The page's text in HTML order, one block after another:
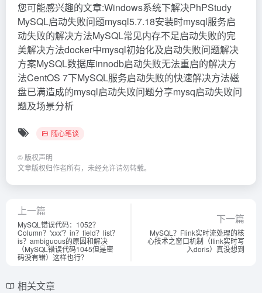
您可能感兴趣的文章:Windows系统下解决PhPStudy
MySQL启动失败问题mysql5.7.18安装时mysql服务启
动失败的解决方法MySQL常见内存不足启动失败的完
美解决方法docker中mysql初始化及启动失败问题解决
方案MySQL数据库innodb启动失败无法重启的解决方
法CentOS 7下MySQL服务启动失败的快速解决方法磁
盘已满造成的mysql启动失败问题分享mysq启动失败问
题及场景分析
随心笔谈
© 版权声明
文章版权归作者所有，未经允许请勿转载。
上一篇
MySQL错误代码：1052？
Column？'xxx'？in？field？list？
is？ambiguous的原因和解决
（MySQL错误代码1045但是密
码没有错）这样也行？
下一篇
MySQL？Flink实时流处理的核
心技术之窗口机制（flink实时写
入doris）真没想到
相关文章